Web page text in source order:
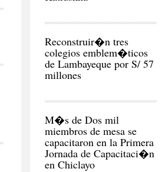
Reconstruir�n tres
colegios emblem�ticos
de Lambayeque por S/ 57
M�s de Dos mil
miembros de mesa se
capacitaron en la Primera
Jornada de Capacitaci�n
en Chiclayo